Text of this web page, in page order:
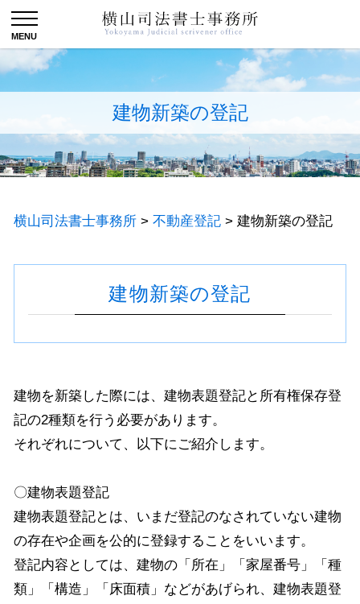
建物新築の登記
横山司法書士事務所 > 不動産登記 > 建物新築の登記
建物新築の登記
建物を新築した際には、建物表題登記と所有権保存登
記の2種類を行う必要があります。
それぞれについて、以下にご紹介します。
〇建物表題登記
建物表題登記とは、いまだ登記のなされていない建物
の存在や企画を公的に登録することをいいます。
登記内容としては、建物の「所在」「家屋番号」「種
類」「構造」「床面積」などがあげられ、建物表題登